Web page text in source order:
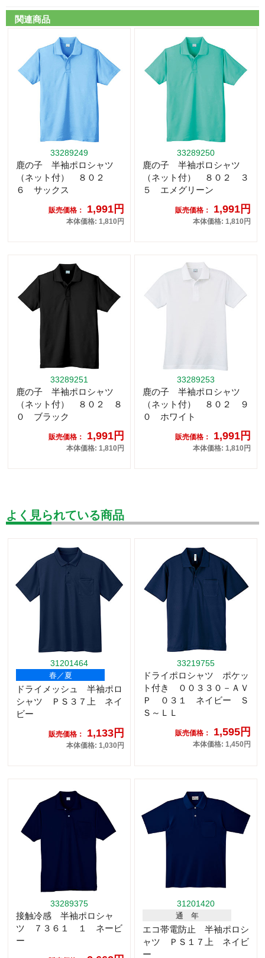
関連商品
33289249
鹿の子 半袖ポロシャツ
（ネット付） ８０２
６ サックス
販売価格： 1,991円
本体価格: 1,810円
33289250
鹿の子 半袖ポロシャツ
（ネット付） ８０２ ３
５ エメグリーン
販売価格： 1,991円
本体価格: 1,810円
33289251
鹿の子 半袖ポロシャツ
（ネット付） ８０２ ８
０ ブラック
販売価格： 1,991円
本体価格: 1,810円
33289253
鹿の子 半袖ポロシャツ
（ネット付） ８０２ ９
０ ホワイト
販売価格： 1,991円
本体価格: 1,810円
よく見られている商品
31201464
春／夏
ドライメッシュ 半袖ポロ
シャツ ＰＳ３７上 ネイ
ビー
販売価格： 1,133円
本体価格: 1,030円
33219755
ドライポロシャツ ポケッ
ト付き ００３３０－ＡＶ
Ｐ ０３１ ネイビー Ｓ
Ｓ～ＬＬ
販売価格： 1,595円
本体価格: 1,450円
33289375
接触冷感 半袖ポロシャ
ツ ７３６１ １ ネービ
ー
31201420
通 年
エコ帯電防止 半袖ポロシ
ャツ ＰＳ１７上 ネイビ
ー